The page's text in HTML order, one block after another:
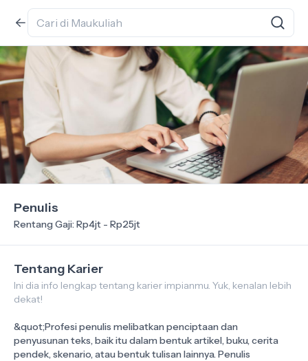
Penulis
Rentang Gaji: Rp4jt - Rp25jt
Tentang Karier
Ini dia info lengkap tentang karier impianmu. Yuk, kenalan lebih
dekat!
&quot;Profesi penulis melibatkan penciptaan dan
penyusunan teks, baik itu dalam bentuk artikel, buku, cerita
pendek, skenario, atau bentuk tulisan lainnya. Penulis